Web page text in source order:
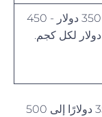
350 دولار - 450
دولار لكل كجم.
يتراوح سعر مسحوق CMSX-4 عادةً من 350 دولارًا إلى 500